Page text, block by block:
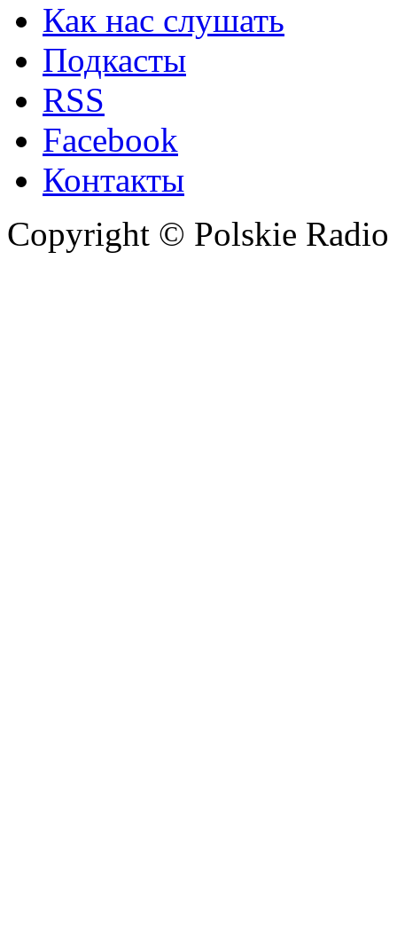
Как нас слушать
Подкасты
RSS
Facebook
Контакты
Copyright © Polskie